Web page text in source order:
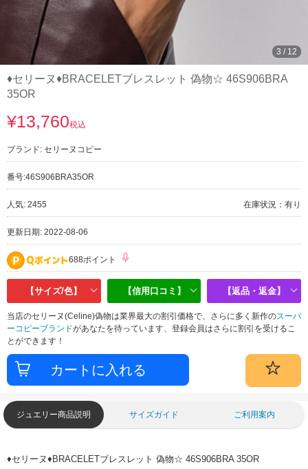
3 / 12
♦セリーヌ♦BRACELETブレスレット 偽物☆ 46S906BRA
35OR
¥13,760税込
ブランド: セリーヌコピー
番号:46S906BRA35OR
人気: 2455 在庫状況：有り
更新日期: 2022-08-06
688ポイント
【サイズ/色】 【信用口コミ】 【返品・返金】
当店のセリーヌ(Celine)偽物は業界最大の割引価格で、さらに多く新作のスーパ
ーコピーブランドがあなたを待っています、登録会員はさらに割引を受けるこ
とができます！
ジュエリー商品説明 サイズガイド ご利用案内
♦セリーヌ♦BRACELETブレスレット 偽物☆ 46S906BRA 35OR